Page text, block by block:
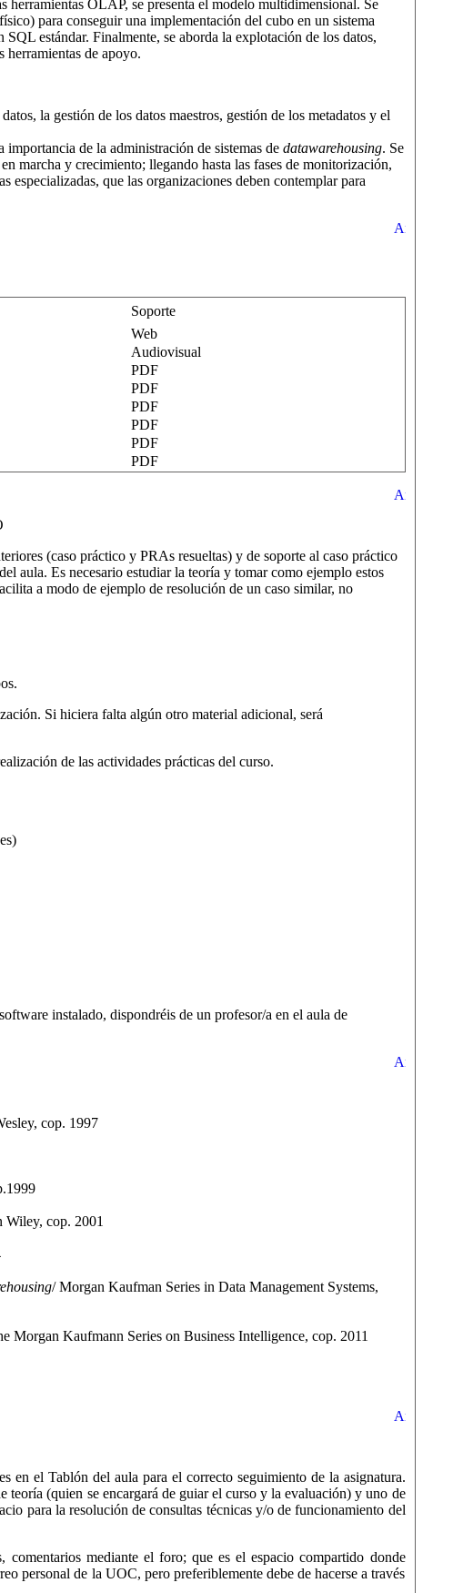
herramientas OLAP, se presenta el modelo multidimensional. Se
para conseguir una implementación del cubo en un sistema
estándar. Finalmente, se aborda la explotación de los datos,
herramientas de apoyo.
la gestión de los datos maestros, gestión de los metadatos y el
de la administración de sistemas de datawarehousing. Se
marcha y crecimiento; llegando hasta las fases de monitorización,
especializadas, que las organizaciones deben contemplar para
Soporte
Web
Audiovisual
PDF
PDF
PDF
PDF
PDF
PDF
(caso práctico y PRAs resueltas) y de soporte al caso práctico
aula. Es necesario estudiar la teoría y tomar como ejemplo estos
a modo de ejemplo de resolución de un caso similar, no
Si hiciera falta algún otro material adicional, será
de las actividades prácticas del curso.
instalado, dispondréis de un profesor/a en el aula de
cop. 1997
cop. 2001
/ Morgan Kaufman Series in Data Management Systems,
Morgan Kaufmann Series on Business Intelligence, cop. 2011
en el Tablón del aula para el correcto seguimiento de la asignatura.
teoría (quien se encargará de guiar el curso y la evaluación) y uno de
para la resolución de consultas técnicas y/o de funcionamiento del
mediante el foro; que es el espacio compartido donde
personal de la UOC, pero preferiblemente debe de hacerse a través